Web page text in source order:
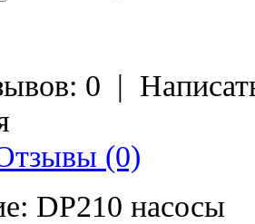
0 |
(0)
DP210 насосы